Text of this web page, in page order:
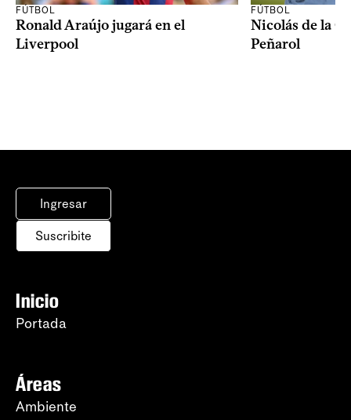
FÚTBOL
Ronald Araújo jugará en el
Liverpool
FÚTBOL
Nicolás de la
Peñarol
Ingresar
Suscribite
Inicio
Portada
Áreas
Ambiente